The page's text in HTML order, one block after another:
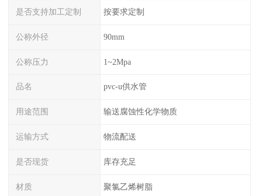
是否支持加工定制 按要求定制
公称外径 90mm
公称压力 1~2Mpa
品名 pvc-u供水管
用途范围 输送腐蚀性化学物质
运输方式 物流配送
是否现货 库存充足
材质 聚氯乙烯树脂